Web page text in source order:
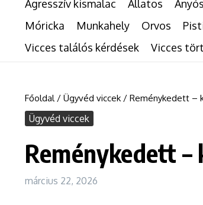
Agresszív kismalac Állatos Anyós
Móricka
Munkahely Orvos
Vicces találós kérdések
Vicces
Főoldal/ Ügyvéd viccek/ Reménykedett –
Ügyvéd viccek
Reménykedett
március 22, 2026